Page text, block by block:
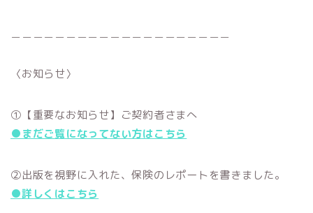
〈お知らせ〉
①【重要なお知らせ】ご契約者さまへ
●まだご覧になってない方はこちら
②出版を視野に入れた、保険のレポートを書きました。
●詳しくはこちら